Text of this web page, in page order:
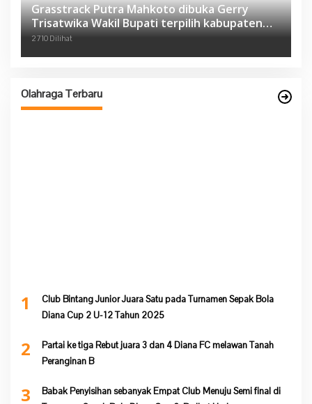
Grasstrack Putra Mahkoto dibuka Gerry
Trisatwika Wakil Bupati terpilih kabupaten
Sarolangun
2710 Dilihat
Olahraga Terbaru
1
Club Bintang Junior Juara Satu pada Turnamen Sepak Bola
Diana Cup 2 U-12 Tahun 2025
2
Partai ke tiga Rebut juara 3 dan 4 Diana FC melawan Tanah
Peranginan B
3
Babak Penyisihan sebanyak Empat Club Menuju Semi final di